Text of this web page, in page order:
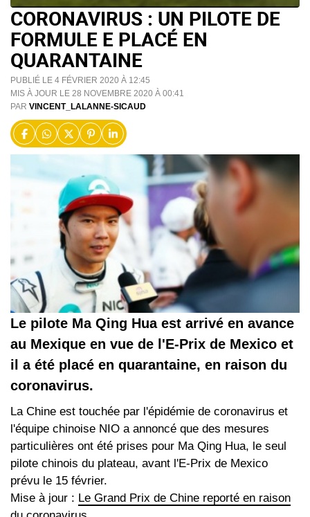
CORONAVIRUS : UN PILOTE DE
FORMULE E PLACÉ EN
QUARANTAINE
PUBLIÉ LE 4 FÉVRIER 2020 À 12:45
MIS À JOUR LE 28 NOVEMBRE 2020 À 00:41
PAR VINCENT_LALANNE-SICAUD
Le pilote Ma Qing Hua est arrivé en avance
au Mexique en vue de l'E-Prix de Mexico et
il a été placé en quarantaine, en raison du
coronavirus.
La Chine est touchée par l'épidémie de coronavirus et
l'équipe chinoise NIO a annoncé que des mesures
particulières ont été prises pour Ma Qing Hua, le seul
pilote chinois du plateau, avant l'E-Prix de Mexico
prévu le 15 février.
Mise à jour : Le Grand Prix de Chine reporté en raison